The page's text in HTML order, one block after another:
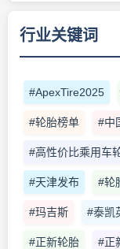
行业关键词
#ApexTire2025
#轮胎榜单 #中
#高性价比乘用车
#天津发布 #轮
#玛吉斯 #泰凯
#正新轮胎 #正